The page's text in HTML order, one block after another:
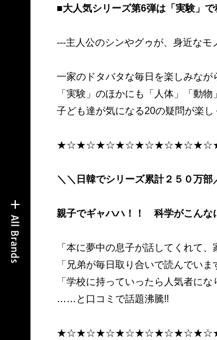
■大人気シリーズ第6弾は「実験」
---主人公のシンやグゥが、身近な
一家のドタバタな毎日を楽しみなが
「実験」のほかにも「人体」「動
子ども達が気になる20の疑問が楽し
＼＼日韓でシリーズ累計２５０万部
親子でギャハハ！！ 科学がこんな
「本に夢中の息子が話してくれて、
「兄弟が毎日取り合いで読んでいま
「学校に持っていったら人気者にな
……と口コミで話題沸騰!!